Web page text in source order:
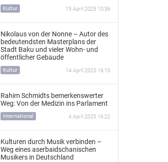
Kultur 15 April 2025 10:36
Nikolaus von der Nonne – Autor des
bedeutendsten Masterplans der
Stadt Baku und vieler Wohn- und
öffentlicher Gebäude
Kultur 14 April 2025 16:10
Rahim Schmidts bemerkenswerter
Weg: Von der Medizin ins Parlament
International 4 April 2025 16:22
Kulturen durch Musik verbinden –
Weg eines aserbaidschanischen
Musikers in Deutschland